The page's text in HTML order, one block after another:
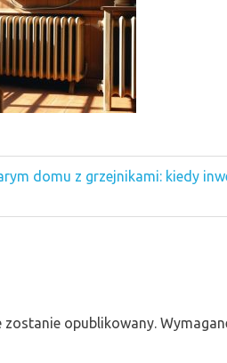
domu z grzejnikami: kiedy
zostanie opublikowany.